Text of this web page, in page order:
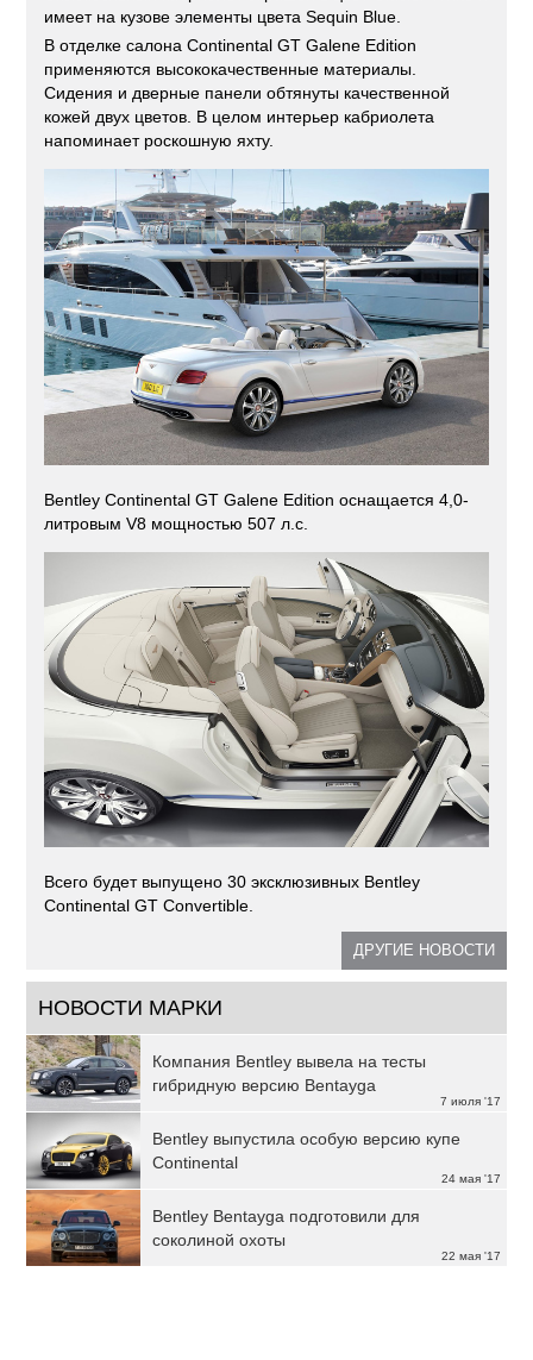
имеет на кузове элементы цвета Sequin Blue.
В отделке салона Continental GT Galene Edition
применяются высококачественные материалы.
Сидения и дверные панели обтянуты качественной
кожей двух цветов. В целом интерьер кабриолета
напоминает роскошную яхту.
Bentley Continental GT Galene Edition оснащается 4,0-
литровым V8 мощностью 507 л.с.
Всего будет выпущено 30 эксклюзивных Bentley
Continental GT Convertible.
ДРУГИЕ НОВОСТИ
НОВОСТИ МАРКИ
7 июля '17
Компания Bentley вывела на тесты
гибридную версию Bentayga
24 мая '17
Bentley выпустила особую версию купе
Continental
22 мая '17
Bentley Bentayga подготовили для
соколиной охоты